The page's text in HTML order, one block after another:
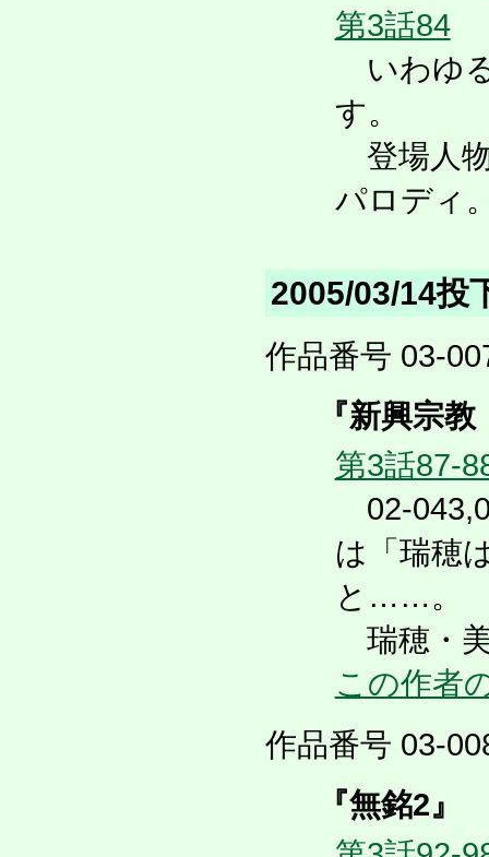
第3話84
いわゆ
す。
登場人
パロディ
2005/03/14投
作品番号 03-
『新興宗
第3話87-
02-
は「瑞穂
と……。
瑞穂・
この作者
作品番号 03-
『無銘2』